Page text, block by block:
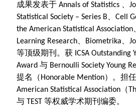
成果发表于 Annals of Statistics 、
Statistical Society – Series B、Cell
the American Statistical Association
Learning Research、
Biometrika、
等顶级期刊。获 ICSA Outstanding
Award 与 Bernoulli Society Young
提名（Honorable Mention）。担
American Statistical Association（
与 TEST 等权威学术期刊编委。